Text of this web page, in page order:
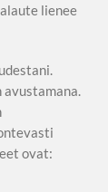
lienee
ovat: